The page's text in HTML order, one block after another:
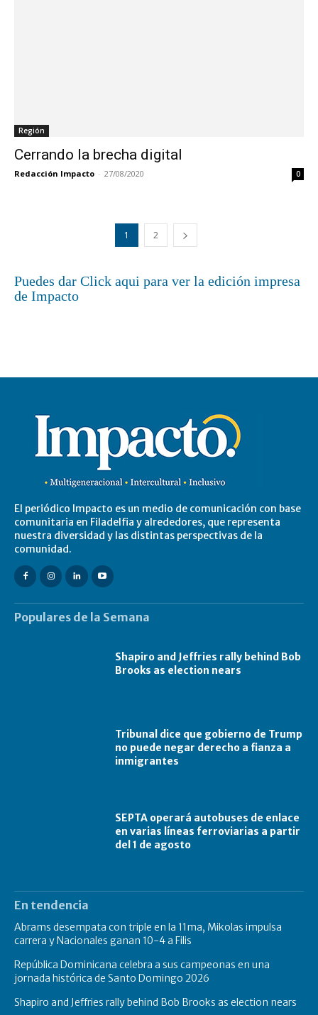
Región
Cerrando la brecha digital
Redacción Impacto - 27/08/2020 0
1 2
Puedes dar Click aqui para ver la edición impresa
de Impacto
El periódico Impacto es un medio de comunicación con base
comunitaria en Filadelfia y alrededores, que representa
nuestra diversidad y las distintas perspectivas de la
comunidad.
Populares de la Semana
Shapiro and Jeffries rally behind Bob
Brooks as election nears
Tribunal dice que gobierno de Trump
no puede negar derecho a fianza a
inmigrantes
SEPTA operará autobuses de enlace
en varias líneas ferroviarias a partir
del 1 de agosto
En tendencia
Abrams desempata con triple en la 11ma, Mikolas impulsa
carrera y Nacionales ganan 10-4 a Filis
República Dominicana celebra a sus campeonas en una
jornada histórica de Santo Domingo 2026
Shapiro and Jeffries rally behind Bob Brooks as election nears